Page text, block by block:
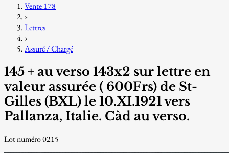
Vente 178
›
Lettres
›
Assuré / Chargé
145 + au verso 143x2 sur lettre en
valeur assurée ( 600Frs) de St-
Gilles (BXL) le 10.XI.1921 vers
Pallanza, Italie. Càd au verso.
Lot numéro 0215